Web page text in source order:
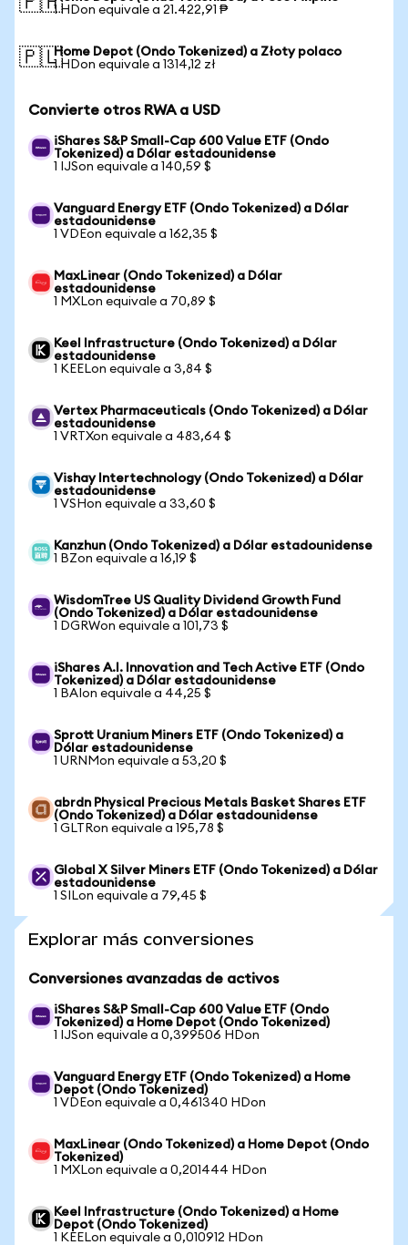
1 HDon equivale a 21.422,91 ₱
🇵🇱Home Depot (Ondo Tokenized) a Złoty polaco
1 HDon equivale a 1314,12 zł
Convierte otros RWA a USD
iShares S&P Small-Cap 600 Value ETF (Ondo
Tokenized) a Dólar estadounidense
1 IJSon equivale a 140,59 $
Vanguard Energy ETF (Ondo Tokenized) a Dólar
estadounidense
1 VDEon equivale a 162,35 $
MaxLinear (Ondo Tokenized) a Dólar
estadounidense
1 MXLon equivale a 70,89 $
Keel Infrastructure (Ondo Tokenized) a Dólar
estadounidense
1 KEELon equivale a 3,84 $
Vertex Pharmaceuticals (Ondo Tokenized) a Dólar
estadounidense
1 VRTXon equivale a 483,64 $
Vishay Intertechnology (Ondo Tokenized) a Dólar
estadounidense
1 VSHon equivale a 33,60 $
Kanzhun (Ondo Tokenized) a Dólar estadounidense
1 BZon equivale a 16,19 $
WisdomTree US Quality Dividend Growth Fund
(Ondo Tokenized) a Dólar estadounidense
1 DGRWon equivale a 101,73 $
iShares A.I. Innovation and Tech Active ETF (Ondo
Tokenized) a Dólar estadounidense
1 BAIon equivale a 44,25 $
Sprott Uranium Miners ETF (Ondo Tokenized) a
Dólar estadounidense
1 URNMon equivale a 53,20 $
abrdn Physical Precious Metals Basket Shares ETF
(Ondo Tokenized) a Dólar estadounidense
1 GLTRon equivale a 195,78 $
Global X Silver Miners ETF (Ondo Tokenized) a Dólar
estadounidense
1 SILon equivale a 79,45 $
Explorar más conversiones
Conversiones avanzadas de activos
iShares S&P Small-Cap 600 Value ETF (Ondo
Tokenized) a Home Depot (Ondo Tokenized)
1 IJSon equivale a 0,399506 HDon
Vanguard Energy ETF (Ondo Tokenized) a Home
Depot (Ondo Tokenized)
1 VDEon equivale a 0,461340 HDon
MaxLinear (Ondo Tokenized) a Home Depot (Ondo
Tokenized)
1 MXLon equivale a 0,201444 HDon
Keel Infrastructure (Ondo Tokenized) a Home
Depot (Ondo Tokenized)
1 KEELon equivale a 0,010912 HDon